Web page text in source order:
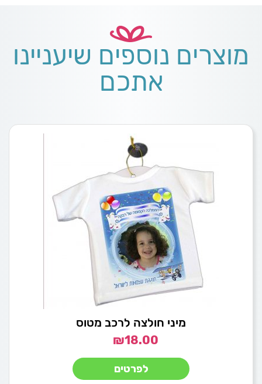
מוצרים נוספים שיעניינו
אתכם
מיני חולצה לרכב מטוס
₪18.00
לפרטים